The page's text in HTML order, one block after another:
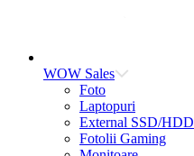
WOW Sales
Foto
Laptopuri
External SSD/HDD
Fotolii Gaming